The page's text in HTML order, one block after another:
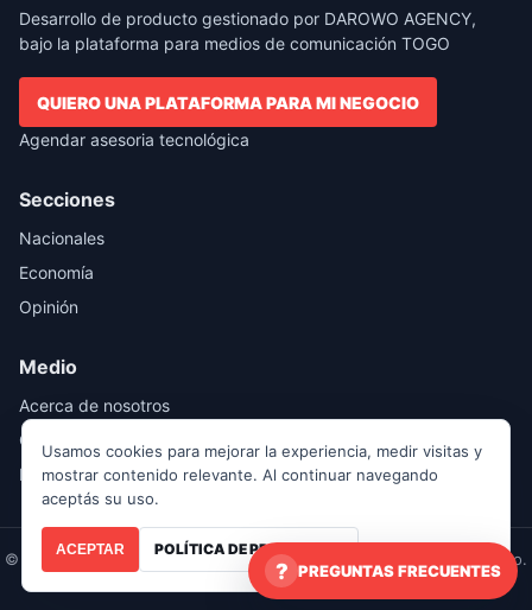
Desarrollo de producto gestionado por DAROWO AGENCY,
bajo la plataforma para medios de comunicación TOGO
QUIERO UNA PLATAFORMA PARA MI NEGOCIO
Agendar asesoria tecnológica
Secciones
Nacionales
Economía
Opinión
Medio
Acerca de nosotros
Contácto
Publicidad
© Noticias RED Costa Rica | Últimas noticias de Costa Rica y el mundo.
Todos los derechos reservados.
Usamos cookies para mejorar la experiencia, medir visitas y
mostrar contenido relevante. Al continuar navegando
aceptás su uso.
ACEPTAR POLÍTICA DE PRIVACIDAD
PREGUNTAS FRECUENTES